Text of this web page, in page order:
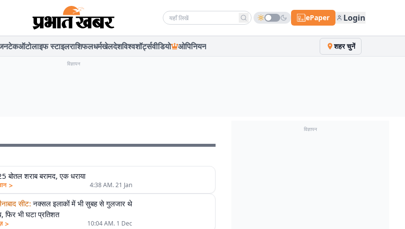
Search news ePaper Login
टेकऑटोलाइफ स्टाइलराशिफलधर्मखेलदेशविश्वशॉर्ट्सवीडियो ओपिनियन शहर चुनें
विज्ञापन
बोतल शराब बरामद, एक धराया
> 4:38 AM. 21 Jan
सीट: नक्सल इलाकों में भी सुबह से गुलजार थे
फिर भी घटा प्रतिशत
> 10:04 AM. 1 Dec
विज्ञापन